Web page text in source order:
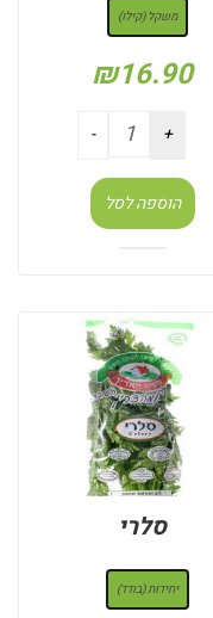
משקל (קילו)
₪16.90
הוספה לסל
סלרי
יחידות (בודד)